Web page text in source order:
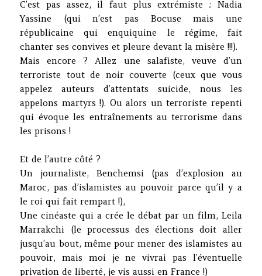
C’est pas assez, il faut plus extrémiste : Nadia
Yassine (qui n’est pas Bocuse mais une
républicaine qui enquiquine le régime, fait
chanter ses convives et pleure devant la misère !!!).
Mais encore ? Allez une salafiste, veuve d’un
terroriste tout de noir couverte (ceux que vous
appelez auteurs d’attentats suicide, nous les
appelons martyrs !). Ou alors un terroriste repenti
qui évoque les entraînements au terrorisme dans
les prisons !
Et de l’autre côté ?
Un journaliste, Benchemsi (pas d’explosion au
Maroc, pas d’islamistes au pouvoir parce qu’il y a
le roi qui fait rempart !),
Une cinéaste qui a crée le débat par un film, Leila
Marrakchi (le processus des élections doit aller
jusqu’au bout, même pour mener des islamistes au
pouvoir, mais moi je ne vivrai pas l’éventuelle
privation de liberté, je vis aussi en France !)